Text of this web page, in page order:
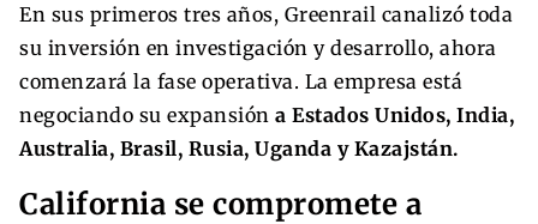
En sus primeros tres años, Greenrail canalizó toda
su inversión en investigación y desarrollo, ahora
comenzará la fase operativa. La empresa está
negociando su expansión a Estados Unidos, India,
Australia, Brasil, Rusia, Uganda y Kazajstán.
California se compromete a